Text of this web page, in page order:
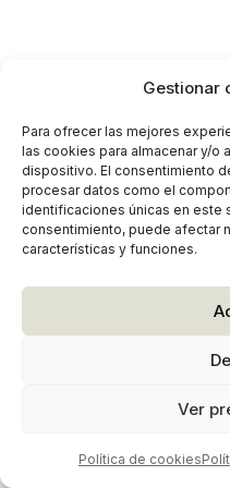
Gestionar
Para ofrecer las mejores
las cookies para almacenar y/o
dispositivo. El consentimiento
procesar datos como el
identificaciones únicas en este
consentimiento, puede afectar
características y funciones.
Ver
Política de cookies